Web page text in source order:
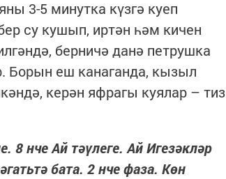
3-5 минутка күзгә куеп
су кушып, иртән һәм кичен
берничә данә петрушка
Борын еш канаганда, кызыл
керән яфрагы куялар – тиз
8 нче Ай тәүлеге. Ай Игезәкләр
бата. 2 нче фаза. Көн